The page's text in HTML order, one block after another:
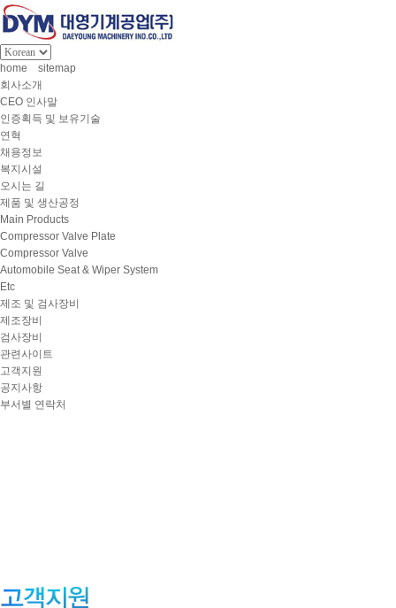
home
sitemap
회사소개
CEO 인사말
인증획득 및 보유기술
연혁
채용정보
복지시설
오시는 길
제품 및 생산공정
Main Products
Compressor Valve Plate
Compressor Valve
Automobile Seat & Wiper System
Etc
제조 및 검사장비
제조장비
검사장비
관련사이트
고객지원
공지사항
부서별 연락처